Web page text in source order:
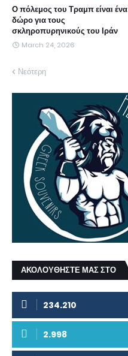
Ο πόλεμος του Τραμπ είναι ένα
δώρο για τους
σκληροπυρηνικούς του Ιράν
March 24, 2026
Νεότερη
ΑΚΟΛΟΥΘΗΣΤΕ ΜΑΣ ΣΤΟ
234.210
2.998